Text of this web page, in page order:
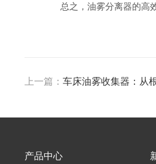
总之，油雾分离器的高效
上一篇： 车床油雾收集器：从
产品中心